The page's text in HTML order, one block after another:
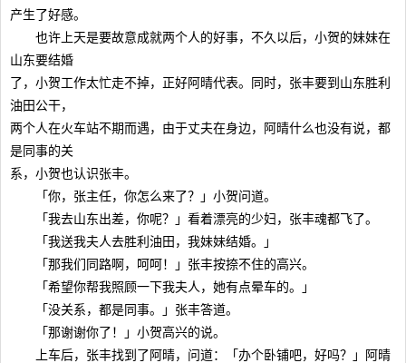
产生了好感。
也许上天是要故意成就两个人的好事，不久以后，小贺的妹妹在
山东要结婚
了，小贺工作太忙走不掉，正好阿晴代表。同时，张丰要到山东胜利
油田公干，
两个人在火车站不期而遇，由于丈夫在身边，阿晴什么也没有说，都
是同事的关
系，小贺也认识张丰。
「你，张主任，你怎么来了？」小贺问道。
「我去山东出差，你呢？」看着漂亮的少妇，张丰魂都飞了。
「我送我夫人去胜利油田，我妹妹结婚。」
「那我们同路啊，呵呵！」张丰按捺不住的高兴。
「希望你帮我照顾一下我夫人，她有点晕车的。」
「没关系，都是同事。」张丰答道。
「那谢谢你了！」小贺高兴的说。
上车后，张丰找到了阿晴，问道：「办个卧铺吧，好吗？」阿晴